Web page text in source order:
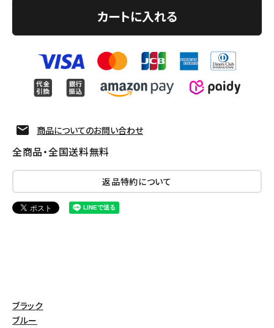
カートに入れる
商品についてのお問い合わせ
全商品・全国送料無料
返品特約について
ブラック
ブルー